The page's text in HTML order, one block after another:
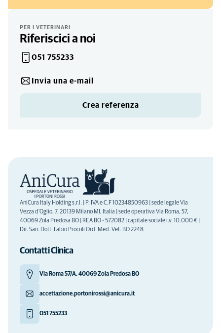
00-24
PER I VETERINARI
Riferiscici a noi
051 755233
Invia una e-mail
Crea referenza
AniCura Italy Holding s.r.l. | P. IVA e C.F 10234850963 | sede legale Via
Vezza d'Oglio, 7, 20139 Milano MI, Italia | sede operativa Via Roma, 57,
40069 Zola Predosa BO | REA BO - 572082 | capitale sociale i.v. 10.000 € |
Dir. San. Dott. Fabio Procoli Ord. Med. Vet. BO 2248
Contatti Clinica
Via Roma 57/A, 40069 Zola Predosa BO
accettazione.portonirossi@anicura.it
051 755233